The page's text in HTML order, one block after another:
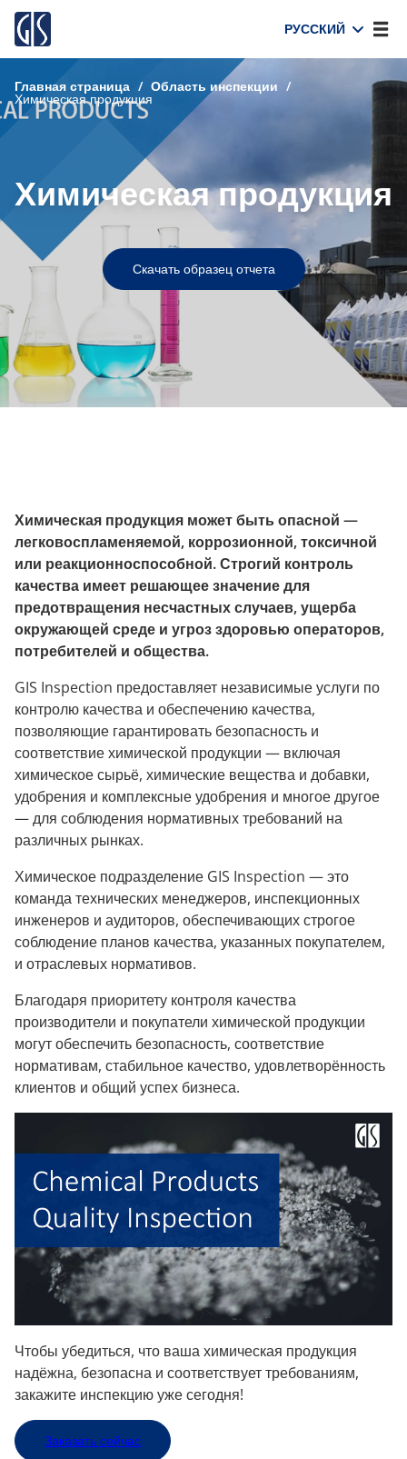
РУССКИЙ
Главная страница / Область инспекции /
Химическая продукция
Химическая продукция
Скачать образец отчета
Химическая продукция может быть опасной —
легковоспламеняемой, коррозионной, токсичной
или реакционноспособной. Строгий контроль
качества имеет решающее значение для
предотвращения несчастных случаев, ущерба
окружающей среде и угроз здоровью операторов,
потребителей и общества.
GIS Inspection предоставляет независимые услуги по
контролю качества и обеспечению качества,
позволяющие гарантировать безопасность и
соответствие химической продукции — включая
химическое сырьё, химические вещества и добавки,
удобрения и комплексные удобрения и многое другое
— для соблюдения нормативных требований на
различных рынках.
Химическое подразделение GIS Inspection — это
команда технических менеджеров, инспекционных
инженеров и аудиторов, обеспечивающих строгое
соблюдение планов качества, указанных покупателем,
и отраслевых нормативов.
Благодаря приоритету контроля качества
производители и покупатели химической продукции
могут обеспечить безопасность, соответствие
нормативам, стабильное качество, удовлетворённость
клиентов и общий успех бизнеса.
Чтобы убедиться, что ваша химическая продукция
надёжна, безопасна и соответствует требованиям,
закажите инспекцию уже сегодня!
Заказать сейчас